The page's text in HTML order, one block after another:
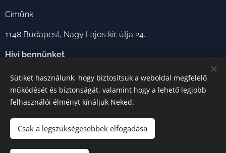
Címünk
1148 Budapest, Nagy Lajos kir. útja 24.
Hívj bennünket
Telefon: +36 30 768 4190
E-mail
ebest@ebest.hu
Sütiket használunk, hogy biztosítsuk a weboldal megfelelő
működését és biztonságát, valamint hogy a lehető legjobb
felhasználói élményt kínáljuk Neked.
Csak a legszükségesebbek elfogadása